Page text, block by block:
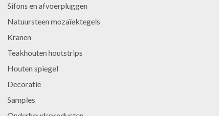
Sifons en afvoerpluggen
Natuursteen mozaïektegels
Kranen
Teakhouten houtstrips
Houten spiegel
Decoratie
Samples